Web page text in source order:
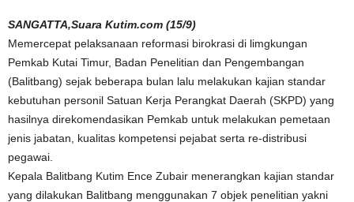
SANGATTA,Suara Kutim.com (15/9)
Memercepat pelaksanaan reformasi birokrasi di limgkungan
Pemkab Kutai Timur, Badan Penelitian dan Pengembangan
(Balitbang) sejak beberapa bulan lalu melakukan kajian standar
kebutuhan personil Satuan Kerja Perangkat Daerah (SKPD) yang
hasilnya direkomendasikan Pemkab untuk melakukan pemetaan
jenis jabatan, kualitas kompetensi pejabat serta re-distribusi
pegawai.
Kepala Balitbang Kutim Ence Zubair menerangkan kajian standar
yang dilakukan Balitbang menggunakan 7 objek penelitian yakni